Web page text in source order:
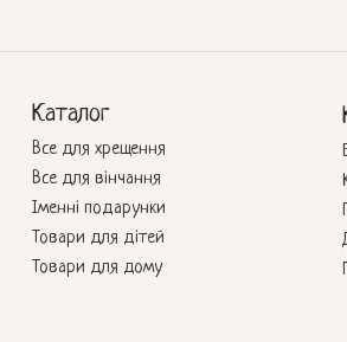
Каталог
Все для хрещення
Все для вінчання
Іменні подарунки
Товари для дітей
Товари для дому